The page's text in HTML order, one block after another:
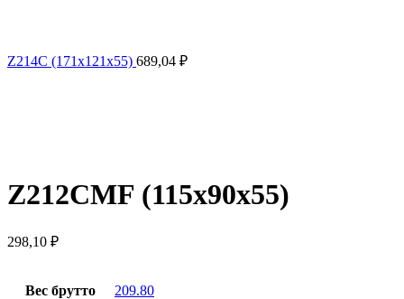
Z214C (171x121x55) 689,04 ₽
Z212CMF (115x90x55)
298,10 ₽
Вес брутто 209.80